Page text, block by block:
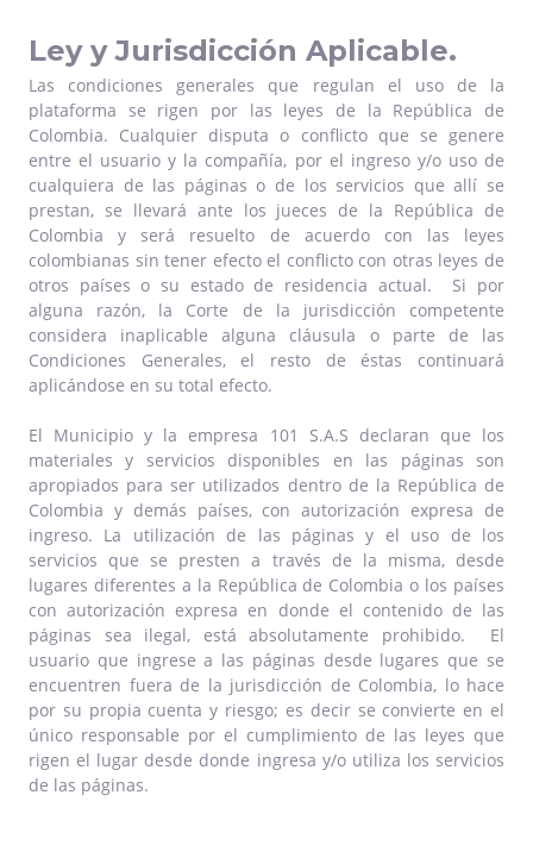
Ley y Jurisdicción Aplicable.
Las condiciones generales que regulan el uso de la
plataforma se rigen por las leyes de la República de
Colombia. Cualquier disputa o conflicto que se genere
entre el usuario y la compañía, por el ingreso y/o uso de
cualquiera de las páginas o de los servicios que allí se
prestan, se llevará ante los jueces de la República de
Colombia y será resuelto de acuerdo con las leyes
colombianas sin tener efecto el conflicto con otras leyes de
otros países o su estado de residencia actual. Si por
alguna razón, la Corte de la jurisdicción competente
considera inaplicable alguna cláusula o parte de las
Condiciones Generales, el resto de éstas continuará
aplicándose en su total efecto.
El Municipio y la empresa 101 S.A.S declaran que los
materiales y servicios disponibles en las páginas son
apropiados para ser utilizados dentro de la República de
Colombia y demás países, con autorización expresa de
ingreso. La utilización de las páginas y el uso de los
servicios que se presten a través de la misma, desde
lugares diferentes a la República de Colombia o los países
con autorización expresa en donde el contenido de las
páginas sea ilegal, está absolutamente prohibido. El
usuario que ingrese a las páginas desde lugares que se
encuentren fuera de la jurisdicción de Colombia, lo hace
por su propia cuenta y riesgo; es decir se convierte en el
único responsable por el cumplimiento de las leyes que
rigen el lugar desde donde ingresa y/o utiliza los servicios
de las páginas.